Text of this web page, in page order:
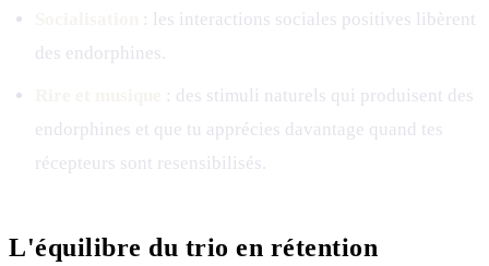
: les interactions sociales positives libèrent
des endorphines.
: des stimuli naturels qui produisent des
endorphines et que tu apprécies davantage quand tes
récepteurs sont resensibilisés.
L'équilibre du trio en rétention